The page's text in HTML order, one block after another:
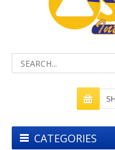
CATEGORIES